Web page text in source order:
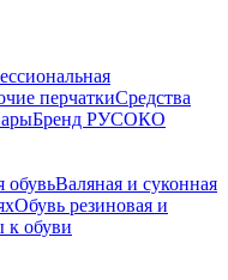
перчаткиСредства
Бренд РУСОКО
обувьВаляная и суконная
Обувь резиновая и
к обуви